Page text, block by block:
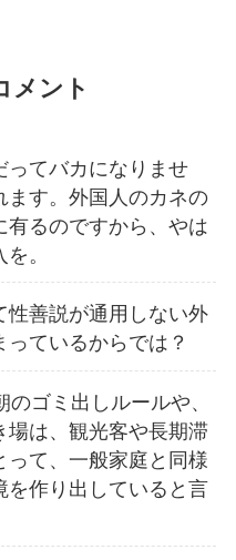
メント
ってバカになりませ
ます。外国人のカネの
るのですから、やは
。
性善説が通用しない外
ているからでは？
ゴミ出しルールや、
は、観光客や長期滞
て、一般家庭と同様
作り出していると言